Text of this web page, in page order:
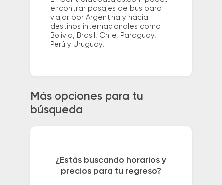
encontrar pasajes de bus para
viajar por Argentina y hacia
destinos internacionales como
Bolivia, Brasil, Chile, Paraguay,
Perú y Uruguay.
Más opciones para tu
búsqueda
¿Estás buscando horarios y
precios para tu regreso?